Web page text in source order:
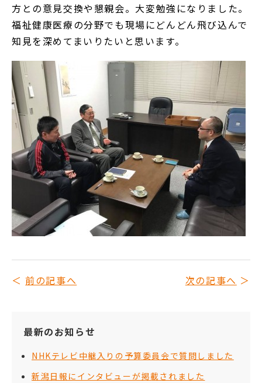
方との意見交換や懇親会。大変勉強になりました。
福祉健康医療の分野でも現場にどんどん飛び込んで
知見を深めてまいりたいと思います。
前の記事へ 次の記事へ
最新のお知らせ
NHKテレビ中継入りの予算委員会で質問しました
新潟日報にインタビューが掲載されました